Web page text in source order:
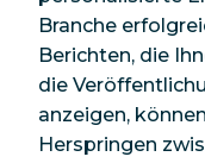
Branche
Berichten, die
die
anzeigen,
Herspringen